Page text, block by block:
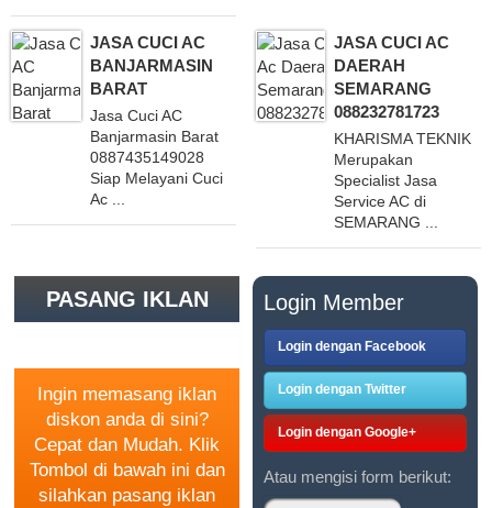
JASA CUCI AC
BANJARMASIN
BARAT
Jasa Cuci AC
Banjarmasin Barat
0887435149028
Siap Melayani Cuci
Ac ...
JASA CUCI AC
DAERAH
SEMARANG
088232781723
KHARISMA TEKNIK
Merupakan
Specialist Jasa
Service AC di
SEMARANG ...
PASANG IKLAN
Ingin memasang iklan
diskon anda di sini?
Cepat dan Mudah. Klik
Tombol di bawah ini dan
silahkan pasang iklan
Login Member
Login dengan Facebook
Login dengan Twitter
Login dengan Google+
Atau mengisi form berikut: